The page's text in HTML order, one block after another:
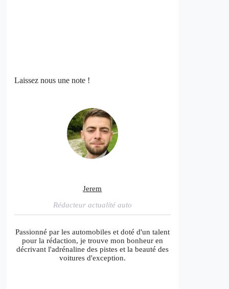
Laissez nous une note !
Jerem
Rédacteur actualité auto
Passionné par les automobiles et doté d'un talent
pour la rédaction, je trouve mon bonheur en
décrivant l'adrénaline des pistes et la beauté des
voitures d'exception.